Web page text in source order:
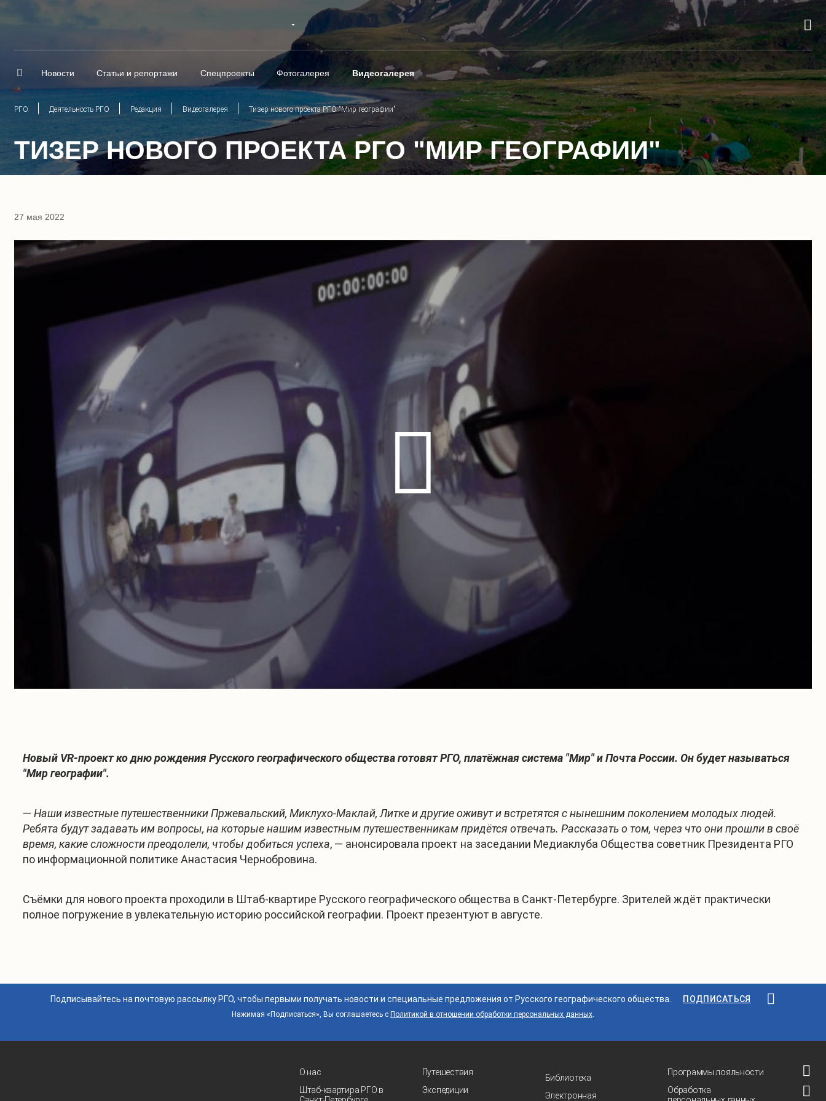
Новости Статьи и репортажи Спецпроекты Фотогалерея Видеогалерея
РГО Деятельность РГО Редакция Видеогалерея Тизер нового проекта РГО "Мир географии"
ТИЗЕР НОВОГО ПРОЕКТА РГО "МИР ГЕОГРАФИИ"
27 мая 2022
Новый VR-проект ко дню рождения Русского географического общества готовят РГО, платёжная система "Мир" и Почта России. Он будет называться
"Мир географии".
— Наши известные путешественники Пржевальский, Миклухо-Маклай, Литке и другие оживут и встретятся с нынешним поколением молодых людей.
Ребята будут задавать им вопросы, на которые нашим известным путешественникам придётся отвечать. Рассказать о том, через что они прошли в своё
время, какие сложности преодолели, чтобы добиться успеха, — анонсировала проект на заседании Медиаклуба Общества советник Президента РГО
по информационной политике Анастасия Чернобровина.
Съёмки для нового проекта проходили в Штаб-квартире Русского географического общества в Санкт-Петербурге. Зрителей ждёт практически
полное погружение в увлекательную историю российской географии. Проект презентуют в августе.
Подписывайтесь на почтовую рассылку РГО, чтобы первыми получать новости и специальные предложения от Русского географического общества. ПОДПИСАТЬСЯ
Нажимая «Подписаться», Вы соглашаетесь с Политикой в отношении обработки персональных данных.
О нас
Штаб-квартира РГО в
Путешествия
Экспедиции
Библиотека
Электронная
Программы лояльности
Обработка